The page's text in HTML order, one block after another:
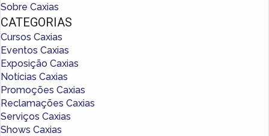
Sobre Caxias
CATEGORIAS
Cursos Caxias
Eventos Caxias
Exposição Caxias
Notícias Caxias
Promoções Caxias
Reclamações Caxias
Serviços Caxias
Shows Caxias